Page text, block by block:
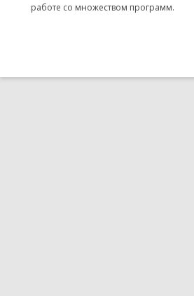
работе со множеством программ.